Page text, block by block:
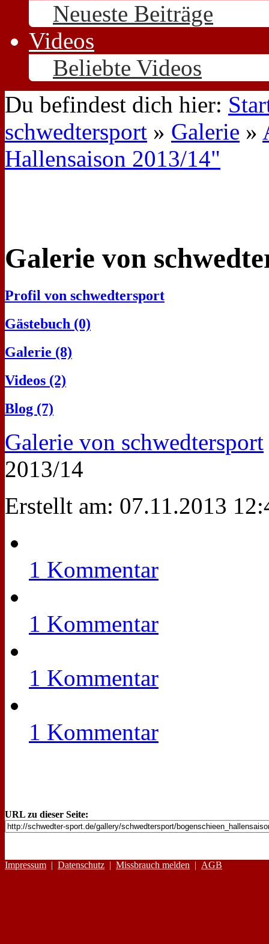
Neueste Beiträge
Videos
Beliebte Videos
Du befindest dich hier:
schwedtersport » Galerie »
Hallensaison 2013/14"
Galerie von
Profil von schwedtersport
Gästebuch (0)
Galerie (8)
Videos (2)
Blog (7)
Galerie von schwedtersport
2013/14
Erstellt am: 07.11.2013
1 Kommentar
1 Kommentar
1 Kommentar
1 Kommentar
URL zu dieser Seite:
Impressum | Datenschutz | Missbrauch melden | AGB